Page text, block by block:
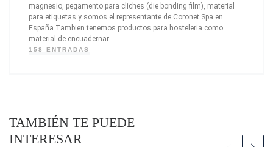
magnesio, pegamento para cliches (die bonding film), material
para etiquetas y somos el representante de Coronet Spa en
España Tambien tenemos productos para hosteleria como
material de encuadernar
158 ENTRADAS
TAMBIÉN TE PUEDE
INTERESAR